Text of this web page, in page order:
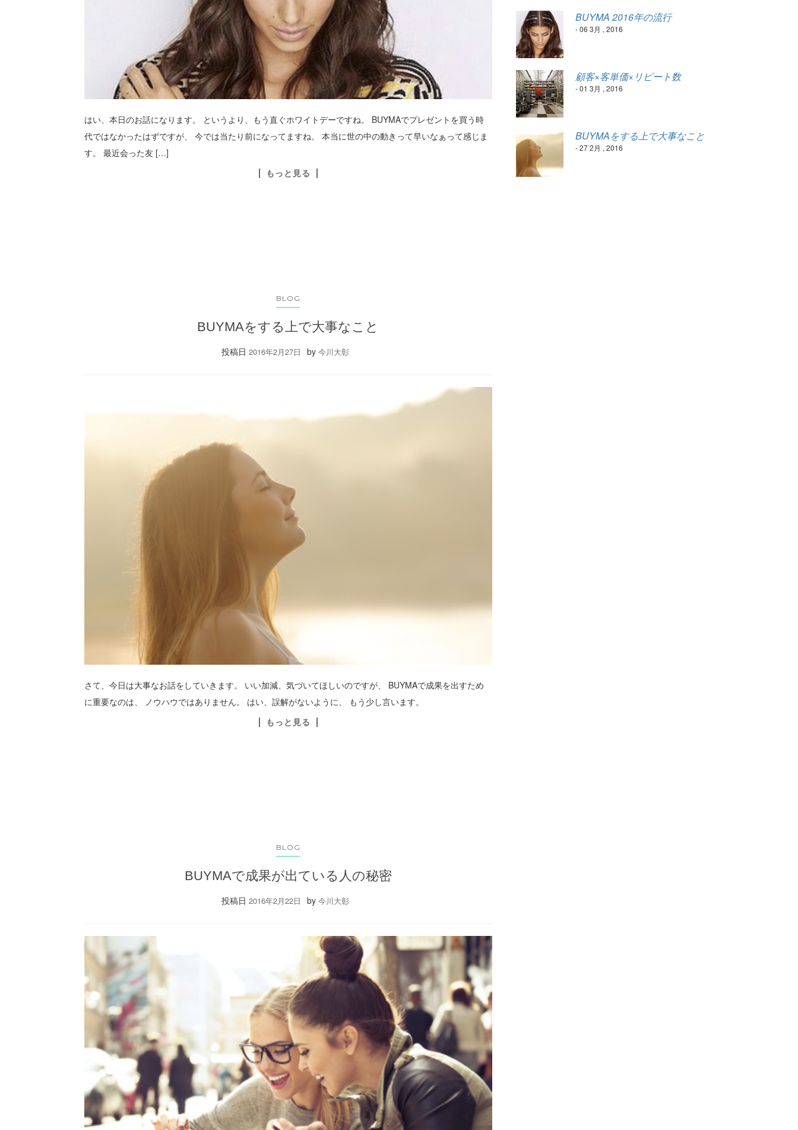
はい、本日のお話になります。 というより、もう直ぐホワイトデーですね。 BUYMAでプレゼントを買う時
代ではなかったはずですが、 今では当たり前になってますね。 本当に世の中の動きって早いなぁって感じま
す。 最近会った友 […]
もっと見る
BLOG
BUYMAをする上で大事なこと
投稿日 2016年2月27日 by 今川大彰
さて、今日は大事なお話をしていきます。 いい加減、気づいてほしいのですが、 BUYMAで成果を出すため
に重要なのは、 ノウハウではありません。 はい、誤解がないように、 もう少し言います。
もっと見る
BLOG
BUYMAで成果が出ている人の秘密
投稿日 2016年2月22日 by 今川大彰
BUYMA 2016年の流行
- 06 3月 , 2016
顧客×客単価×リピート数
- 01 3月 , 2016
BUYMAをする上で大事なこと
- 27 2月 , 2016